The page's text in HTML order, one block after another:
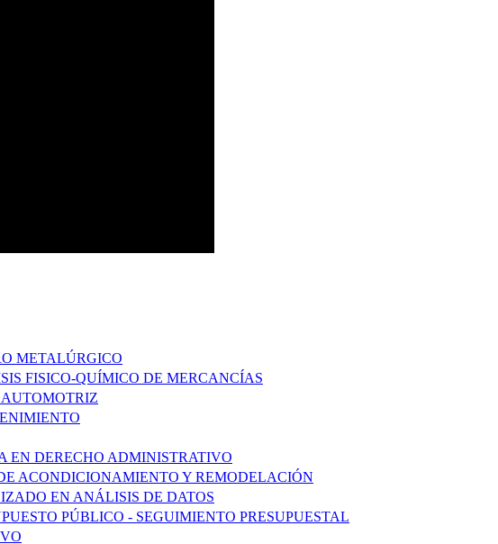
METALÚRGICO
FISICO-QUÍMICO DE MERCANCÍAS
EN DERECHO ADMINISTRATIVO
ACONDICIONAMIENTO Y REMODELACIÓN
EN ANÁLISIS DE DATOS
PÚBLICO - SEGUIMIENTO PRESUPUESTAL